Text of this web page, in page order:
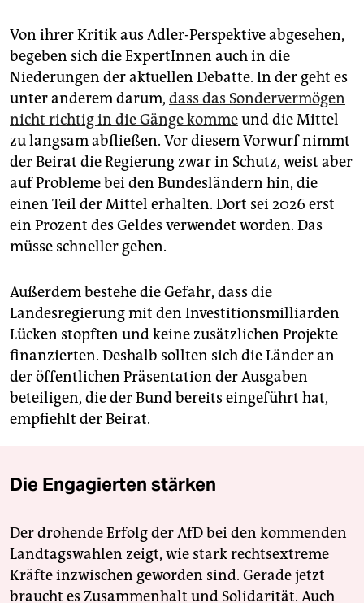
Von ihrer Kritik aus Adler-Perspektive abgesehen,
begeben sich die ExpertInnen auch in die
Niederungen der aktuellen Debatte. In der geht es
unter anderem darum, dass das Sondervermögen
nicht richtig in die Gänge kommeund die Mittel
zu langsam abfließen. Vor diesem Vorwurf nimmt
der Beirat die Regierung zwar in Schutz, weist aber
auf Probleme bei den Bundesländern hin, die
einen Teil der Mittel erhalten. Dort sei 2026 erst
ein Prozent des Geldes verwendet worden. Das
müsse schneller gehen.
Außerdem bestehe die Gefahr, dass die
Landesregierung mit den Investitionsmilliarden
Lücken stopften und keine zusätzlichen Projekte
finanzierten. Deshalb sollten sich die Länder an
der öffentlichen Präsentation der Ausgaben
beteiligen, die der Bund bereits eingeführt hat,
empfiehlt der Beirat.
Die Engagierten stärken
Der drohende Erfolg der AfD bei den kommenden
Landtagswahlen zeigt, wie stark rechtsextreme
Kräfte inzwischen geworden sind. Gerade jetzt
braucht es Zusammenhalt und Solidarität. Auch